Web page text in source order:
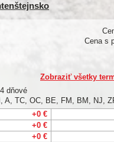
Cena s
Zobraziť všetky
dňové
A, TC, OC, BE, FM, BM, NJ,
+0 €
+0 €
+0 €